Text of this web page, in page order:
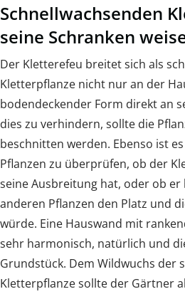
Schnellwachsenden
seine Schranken
Der Kletterefeu breitet sich als
Kletterpflanze nicht nur an der
bodendeckender Form direkt an
dies zu verhindern, sollte die
beschnitten werden. Ebenso ist
Pflanzen zu überprüfen, ob der
seine Ausbreitung hat, oder ob er
anderen Pflanzen den Platz und
würde. Eine Hauswand mit
sehr harmonisch, natürlich und
Grundstück. Dem Wildwuchs der
Kletterpflanze sollte der Gärtner